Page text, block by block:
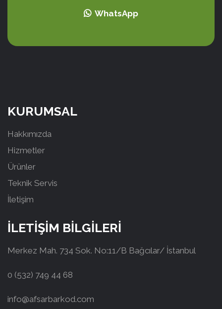
WhatsApp
KURUMSAL
Hakkımızda
Hizmetler
Ürünler
Teknik Servis
İletişim
İLETİŞİM BİLGİLERİ
Merkez Mah. 734 Sok. No:11/B Bağcılar/ İstanbul
0 (532) 749 44 68
info@afsarbarkod.com